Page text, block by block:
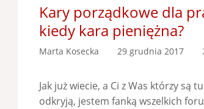
Kary porządkowe dla
kiedy kara pieniężna?
Marta Kosecka 29 grudnia 2017
Jak już wiecie, a Ci z Was którzy są
odkryją, jestem fanką wszelkich